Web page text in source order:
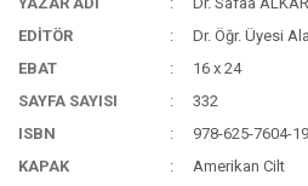
EDİTÖR
Dr. Öğr. Üyesi
EBAT
16 x 24
SAYFA SAYISI
332
ISBN
978-625-7604-
KAPAK
Amerikan Cilt